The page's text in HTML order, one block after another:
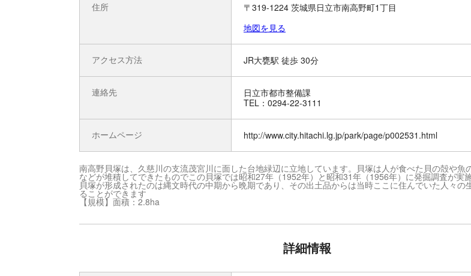
住所
〒319-1224 茨城県日立市南高野町1丁目
地図を見る
アクセス方法 JR大甕駅 徒歩 30分
連絡先
日立市都市整備課
TEL：0294-22-3111
ホームページ http://www.city.hitachi.lg.jp/park/page/p002531.html
南高野貝塚は、久慈川の支流茂宮川に面した台地緑辺に立地しています。貝塚は人が食べた貝の殻や魚
などが堆積してできたものでこの貝塚では昭和27年（1952年）と昭和31年（1956年）に発掘調査が実
貝塚が形成されたのは縄文時代の中期から晩期であり、その出土品からは当時ここに住んでいた人々の
ることができます
【規模】面積：2.8ha
詳細情報